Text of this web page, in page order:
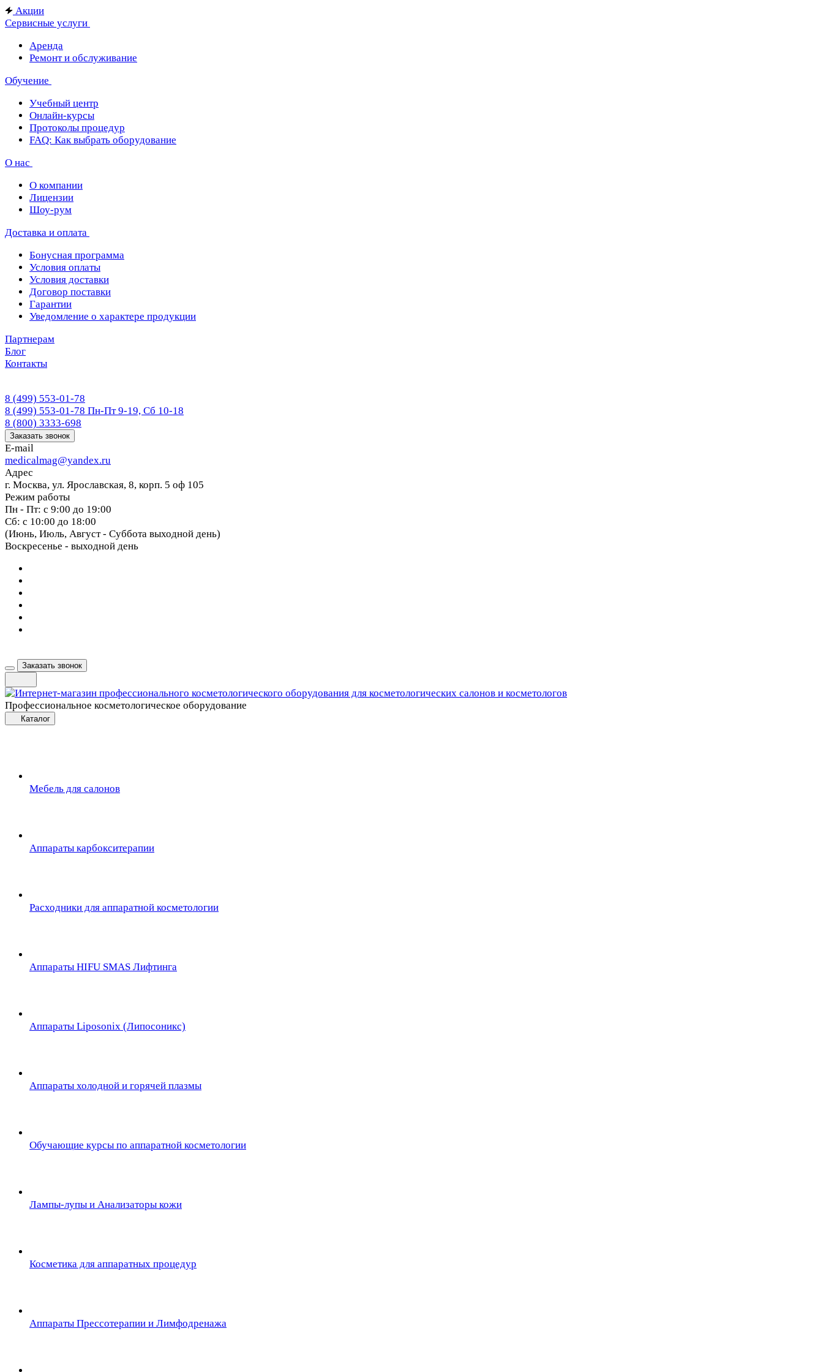
Акции
Сервисные услуги
Аренда
Ремонт и обслуживание
Обучение
Учебный центр
Онлайн-курсы
Протоколы процедур
FAQ: Как выбрать оборудование
О нас
О компании
Лицензии
Шоу-рум
Доставка и оплата
Бонусная программа
Условия оплаты
Условия доставки
Договор поставки
Гарантии
Уведомление о характере продукции
Партнерам
Блог
Контакты
8 (499) 553-01-78
8 (499) 553-01-78 Пн-Пт 9-19, Сб 10-18
8 (800) 3333-698
Заказать звонок
E-mail
medicalmag@yandex.ru
Адрес
г. Москва, ул. Ярославская, 8, корп. 5 оф 105
Режим работы
Пн - Пт: с 9:00 до 19:00
Сб: с 10:00 до 18:00
(Июнь, Июль, Август - Суббота выходной день)
Воскресенье - выходной день
Заказать звонок
Профессиональное косметологическое оборудование
Каталог
Мебель для салонов
Аппараты карбокситерапии
Расходники для аппаратной косметологии
Аппараты HIFU SMAS Лифтинга
Аппараты Liposonix (Липосоникс)
Аппараты холодной и горячей плазмы
Обучающие курсы по аппаратной косметологии
Лампы-лупы и Анализаторы кожи
Косметика для аппаратных процедур
Аппараты Прессотерапии и Лимфодренажа